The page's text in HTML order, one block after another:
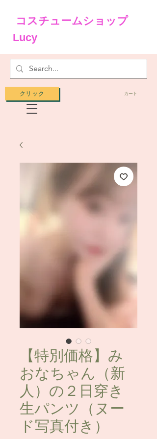
カート
クリック
コスチュームショップ
Lucy
【特別価格】み
おなちゃん（新
人）の２日穿き
生パンツ（ヌー
ド写真付き）